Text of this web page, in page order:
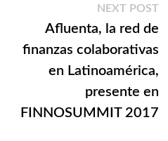
NEXT POST
Afluenta, la red de
finanzas colaborativas
en Latinoamérica,
presente en
FINNOSUMMIT 2017